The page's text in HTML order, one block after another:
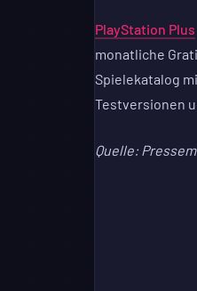
PlayStation Plus
monatliche
Spielekatalog
Testversionen
Quelle: